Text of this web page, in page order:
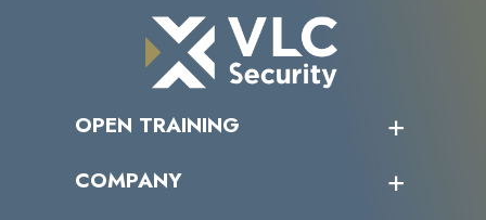
OPEN TRAINING
受講者の声
COMPANY